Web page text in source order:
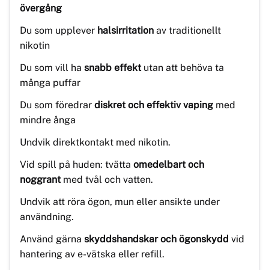
övergång
Du som upplever halsirritation av traditionellt
nikotin
Du som vill ha snabb effektutan att behöva ta
många puffar
Du som föredrar diskret och effektiv vaping med
mindre ånga
Undvik direktkontakt med nikotin.
Vid spill på huden: tvätta omedelbart och
noggrantmed tvål och vatten.
Undvik att röra ögon, mun eller ansikte under
användning.
Använd gärna skyddshandskar och ögonskydd vid
hantering av e-vätska eller refill.